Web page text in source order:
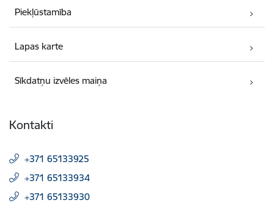
Piekļūstamība
Lapas karte
Sīkdatņu izvēles maiņa
Kontakti
+371 65133925
+371 65133934
+371 65133930